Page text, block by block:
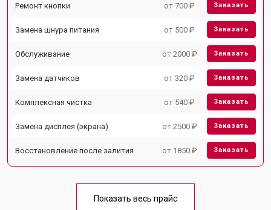
Ремонт кнопки от 700 ₽ Заказать
Замена шнура питания от 500 ₽ Заказать
Обслуживание от 2000 ₽ Заказать
Замена датчиков от 320 ₽ Заказать
Комплексная чистка от 540 ₽ Заказать
Замена дисплея (экрана) от 2500 ₽ Заказать
Восстановление после залития от 1850 ₽ Заказать
Показать весь прайс